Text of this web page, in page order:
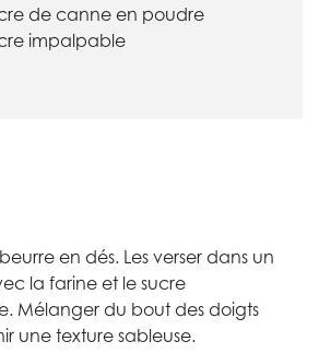
de canne en poudre
impalpable
en dés. Les verser dans un
la farine et le sucre
Mélanger du bout des doigts
une texture sableuse.